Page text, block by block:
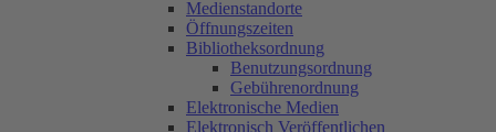
Medienstandorte
Öffnungszeiten
Bibliotheksordnung
Benutzungsordnung
Gebührenordnung
Elektronische Medien
Elektronisch Veröffentlichen